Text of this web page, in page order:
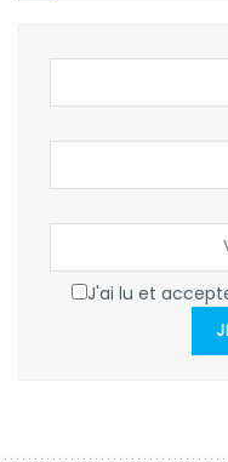
J'ai lu et